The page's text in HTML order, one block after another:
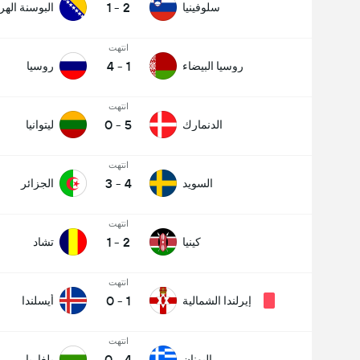
سلوفينيا 2
-
1 البوسنة
روسيا البيضاء
انتهت
1
-
4 روسيا
الدنمارك
انتهت
5
-
0 ليتوانيا
السويد
انتهت
4
-
3 الجزائر
كينيا
انتهت
2
-
1 تشاد
إيرلندا الشمالية
انتهت
1
-
0 أيسلندا
انتهت